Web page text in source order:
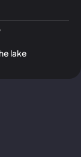
lake